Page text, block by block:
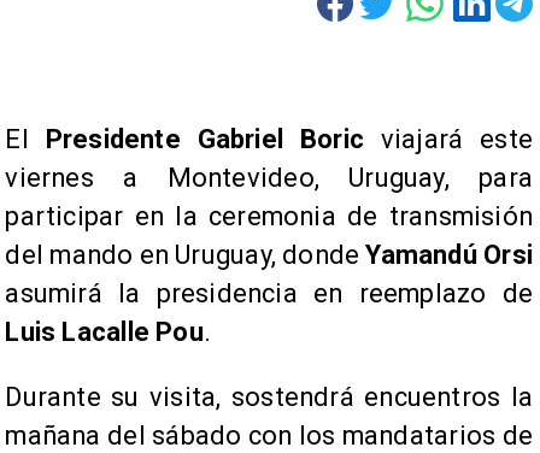
El Presidente Gabriel Boric viajará este
viernes a Montevideo, Uruguay, para
participar en la ceremonia de transmisión
del mando en Uruguay, dondeYamandú Orsi
asumirá la presidencia en reemplazo de
Luis Lacalle Pou.
Durante su visita, sostendrá encuentros la
mañana del sábado con los mandatarios de